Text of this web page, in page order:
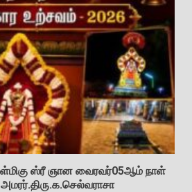
ஸ்ரீ ஞான வைரவர்05ஆம் நாள்